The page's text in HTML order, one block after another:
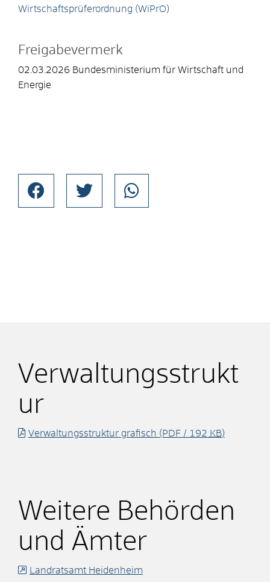
Wirtschaftsprüferordnung (WiPrO)
Freigabevermerk
02.03.2026 Bundesministerium für Wirtschaft und
Energie
Verwaltungsstrukt
ur
Verwaltungsstruktur grafisch (PDF / 192 KB)
Weitere Behörden
und Ämter
Landratsamt Heidenheim